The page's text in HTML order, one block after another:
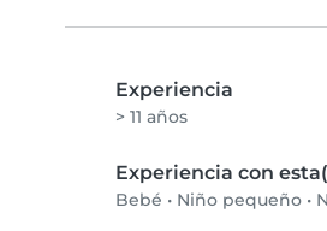
Experiencia
> 11 años
Experiencia con
Bebé • Niño pequeño •